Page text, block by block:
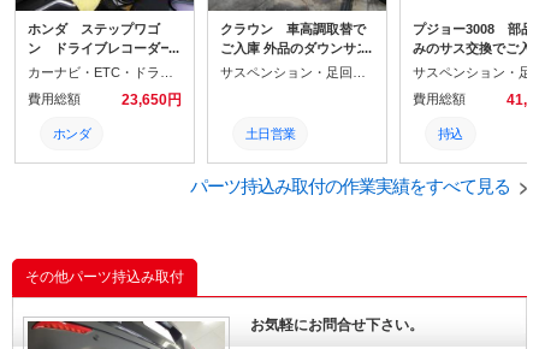
ホンダ ステップワゴ
ン ドライブレコーダー
取付でご入庫しました VA
一体型で前後カメラタイ
プのドライブレコーダー
で コムテックのレーダー
探知機もご一緒に取付し
費用総額
23,650円
ホンダ
持ち込み
取付
クラウン 車高調取替で
ご入庫 外品のダウンサス
から車高調に交換！！
土日営業
トヨタ
プジョー3008 部品
みのサス交換でご入
ました！！
費用総額
持込
土日営業
パーツ持込み取付の作業実績をすべて見る
その他パーツ持込み取付
お気軽にお問合せ下さい。